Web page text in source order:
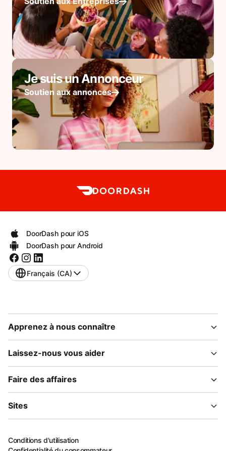
Je suis un Annonceur
Soutien aux annonces
DoorDash pour iOS
DoorDash pour Android
Français (CA)
Apprenez à nous connaître
Laissez-nous vous aider
Faire des affaires
Sites
Conditions d'utilisation